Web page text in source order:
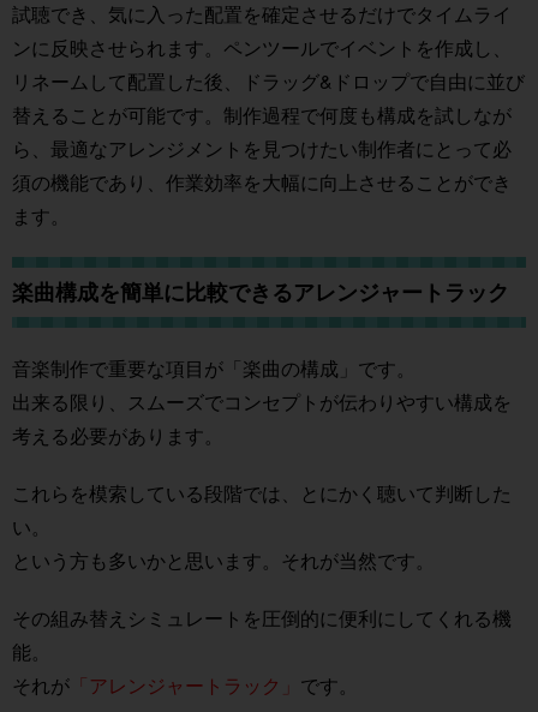
試聴でき、気に入った配置を確定させるだけでタイムライ
ンに反映させられます。ペンツールでイベントを作成し、
リネームして配置した後、ドラッグ&ドロップで自由に並び
替えることが可能です。制作過程で何度も構成を試しなが
ら、最適なアレンジメントを見つけたい制作者にとって必
須の機能であり、作業効率を大幅に向上させることができ
ます。
楽曲構成を簡単に比較できるアレンジャートラック
音楽制作で重要な項目が「楽曲の構成」です。
出来る限り、スムーズでコンセプトが伝わりやすい構成を
考える必要があります。
これらを模索している段階では、とにかく聴いて判断した
い。
という方も多いかと思います。それが当然です。
その組み替えシミュレートを圧倒的に便利にしてくれる機
能。
それが 「アレンジャートラック」 です。